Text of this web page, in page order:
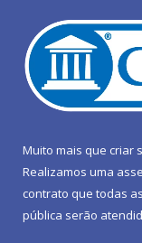
Muito mais que criar
Realizamos uma
contrato que todas
pública serão